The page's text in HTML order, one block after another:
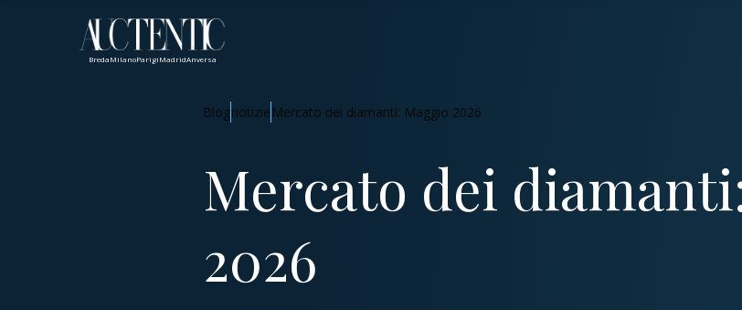
BredaMilanoParigiMadridAnversa
Blognotizie Mercato dei diamanti: Maggio 2026
Mercato dei
2026